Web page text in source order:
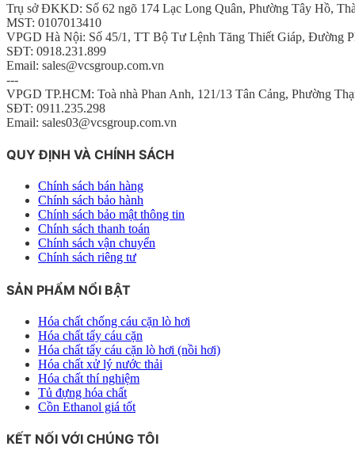
Trụ sở ĐKKD: Số 62 ngõ 174 Lạc Long Quân, Phường Tây Hồ,
MST: 0107013410
VPGD Hà Nội: Số 45/1, TT Bộ Tư Lệnh Tăng Thiết Giáp, Đường
SĐT: 0918.231.899
Email: sales@vcsgroup.com.vn
---
VPGD TP.HCM: Toà nhà Phan Anh, 121/13 Tân Cảng, Phường
SĐT: 0911.235.298
Email: sales03@vcsgroup.com.vn
QUY ĐỊNH VÀ CHÍNH SÁCH
Chính sách bán hàng
Chính sách bảo hành
Chính sách bảo mật thông tin
Chính sách thanh toán
Chính sách vận chuyển
Chính sách riêng tư
SẢN PHẨM NỔI BẬT
Hóa chất chống cáu cặn lò hơi
Hóa chất tẩy cáu cặn
Hóa chất tẩy cáu cặn lò hơi (nồi hơi)
Hóa chất xử lý nước thải
Hóa chất thí nghiệm
Tủ đựng hóa chất
Cồn Ethanol giá tốt
KẾT NỐI VỚI CHÚNG TÔI